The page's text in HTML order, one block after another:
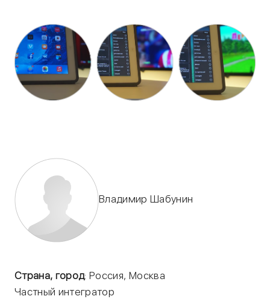
Владимир Шабунин
Страна, город: Россия, Москва
Частный интегратор